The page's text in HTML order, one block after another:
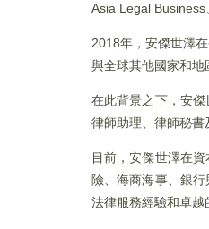
Asia Legal Business
2018年，安傑世澤
與全球其他國家和地
在此背景之下，安
律師助理、律師秘書
目前，安傑世澤在
險、海商海事、銀
法律服務經驗和卓越